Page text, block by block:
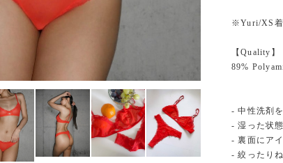
※Yuri/XS
【Quality】
89%
- 中性洗剤
- 湿った状
- 裏面にア
- 絞ったり